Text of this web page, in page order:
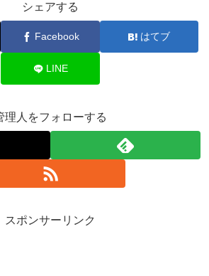
シェアする
Facebook はてブ
LINE
理人をフォローする
スポンサーリンク